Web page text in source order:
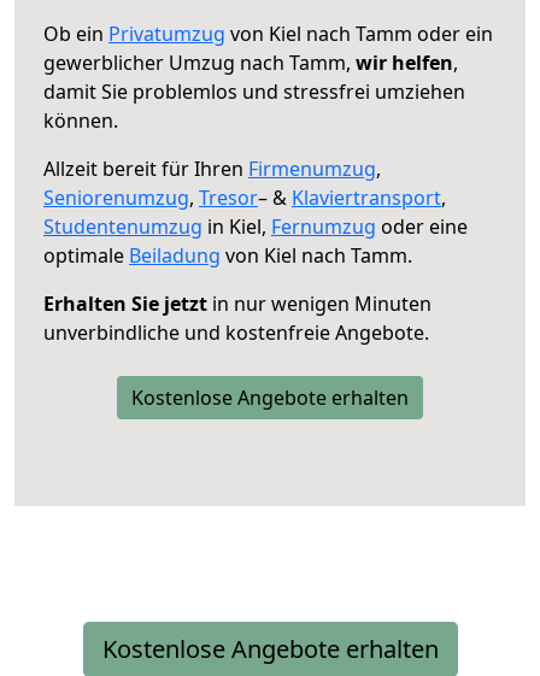
Ob ein Privatumzug von Kiel nach Tamm oder ein
gewerblicher Umzug nach Tamm, wir helfen,
damit Sie problemlos und stressfrei umziehen
können.
Allzeit bereit für Ihren Firmenumzug,
Seniorenumzug, Tresor– & Klaviertransport,
Studentenumzug in Kiel, Fernumzug oder eine
optimale Beiladung von Kiel nach Tamm.
Erhalten Sie jetzt in nur wenigen Minuten
unverbindliche und kostenfreie Angebote.
Kostenlose Angebote erhalten
Kostenlose Angebote erhalten